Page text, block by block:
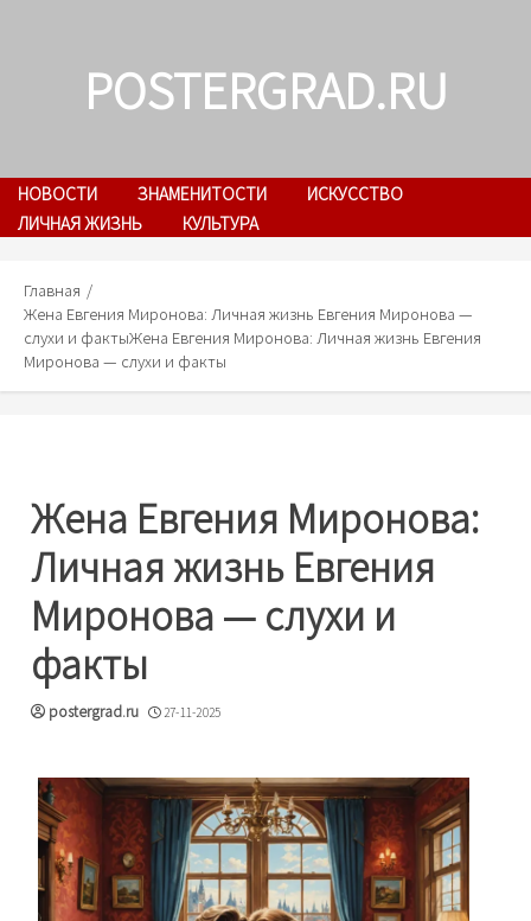
POSTERGRAD.RU
НОВОСТИ ЗНАМЕНИТОСТИ
ИСКУССТВО
ЛИЧНАЯ ЖИЗНЬ
КУЛЬТУРА
Главная
Жена Евгения Миронова: Личная жизнь Евгения Миронова —
слухи и фактыЖена Евгения Миронова: Личная жизнь Евгения
Миронова — слухи и факты
Жена Евгения Миронова:
Личная жизнь Евгения
Миронова — слухи и
факты
postergrad.ru 27-11-2025